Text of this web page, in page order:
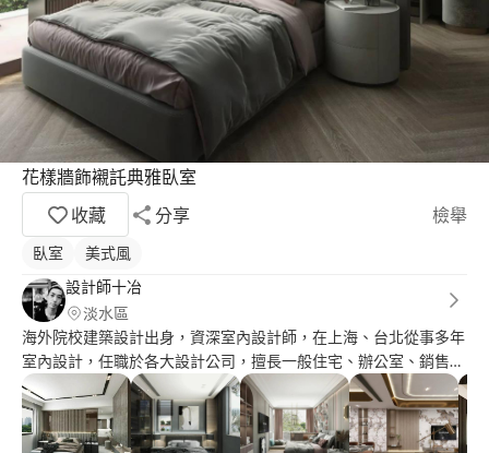
花樣牆飾襯託典雅臥室
收藏
分享 檢舉
臥室
美式風
設計師十冶
淡水區
海外院校建築設計出身，資深室內設計師，在上海、台北從事多年
室內設計，任職於各大設計公司，擅長一般住宅、辦公室、銷售中
心、樣品屋、豪宅設計等等。多年行業經驗，對視覺美感和空間規
劃有良好直覺，作品集請參考附件，多種風格規劃設計均嫻熟掌
握。